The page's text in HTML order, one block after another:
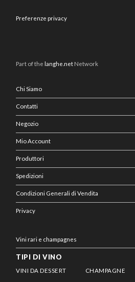
Preferenze privacy
Part of thelanghe.net Network
Chi Siamo
Contatti
Negozio
Mio Account
Produttori
Spedizioni
Condizioni Generali di Vendita
Privacy
Vini rari e champagnes
TIPI DI VINO
VINI DA DESSERT CHAMPAGNE